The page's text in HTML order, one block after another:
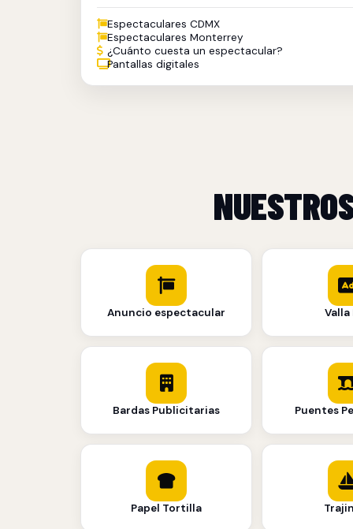
Espectaculares CDMX
Espectaculares Monterrey
¿Cuánto cuesta un espectacular?
Pantallas digitales
Anuncio espectacular Valla
Bardas Publicitarias Puentes
Papel Tortilla